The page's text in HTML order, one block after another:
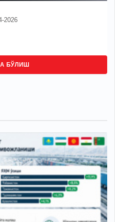
2026
БЎЛИШ